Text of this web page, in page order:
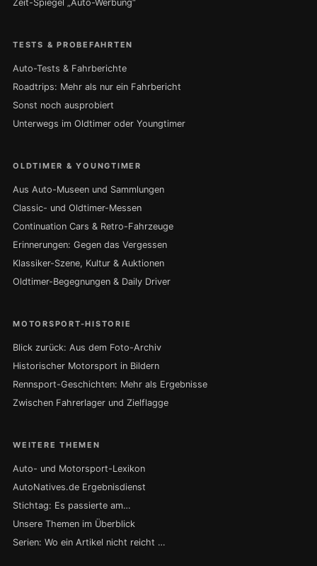
Zeit-Spiegel „Auto-Werbung“
TESTS & PROBEFAHRTEN
Auto-Tests & Fahrberichte
Roadtrips: Mehr als nur ein Fahrbericht
Sonst noch ausprobiert
Unterwegs im Oldtimer oder Youngtimer
OLDTIMER & YOUNGTIMER
Aus Auto-Museen und Sammlungen
Classic- und Oldtimer-Messen
Continuation Cars & Retro-Fahrzeuge
Erinnerungen: Gegen das Vergessen
Klassiker-Szene, Kultur & Auktionen
Oldtimer-Begegnungen & Daily Driver
MOTORSPORT-HISTORIE
Blick zurück: Aus dem Foto-Archiv
Historischer Motorsport in Bildern
Rennsport-Geschichten: Mehr als Ergebnisse
Zwischen Fahrerlager und Zielflagge
WEITERE THEMEN
Auto- und Motorsport-Lexikon
AutoNatives.de Ergebnisdienst
Stichtag: Es passierte am…
Unsere Themen im Überblick
Serien: Wo ein Artikel nicht reicht …